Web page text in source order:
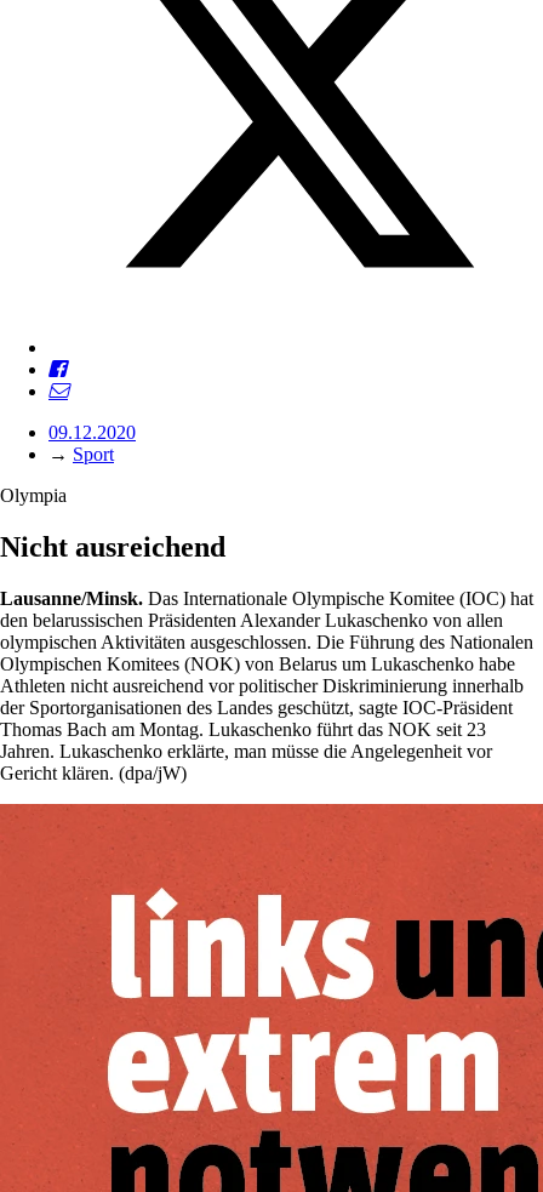
09.12.2020
→ Sport
Olympia
Nicht ausreichend
Lausanne/Minsk. Das Internationale Olympische Komitee (IOC) hat
den belarussischen Präsidenten Alexander Lukaschenko von allen
olympischen Aktivitäten ausgeschlossen. Die Führung des Nationalen
Olympischen Komitees (NOK) von Belarus um Lukaschenko habe
Athleten nicht ausreichend vor politischer Diskriminierung innerhalb
der Sportorganisationen des Landes geschützt, sagte IOC-Präsident
Thomas Bach am Montag. Lukaschenko führt das NOK seit 23
Jahren. Lukaschenko erklärte, man müsse die Angelegenheit vor
Gericht klären. (dpa/jW)